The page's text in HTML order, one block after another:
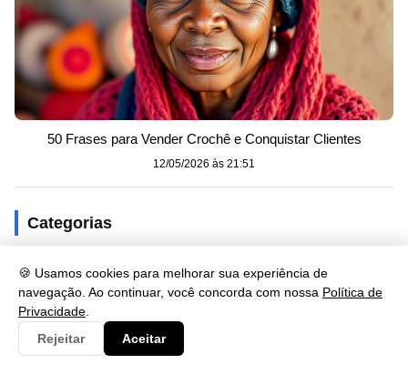
🍪 Usamos cookies para melhorar sua experiência de
navegação. Ao continuar, você concorda com nossa Política de
Privacidade
Rejeitar
Aceitar
50 Frases para Vender Crochê e Conquistar Clientes
12/05/2026 às 21:51
Categorias
Clima
Consulta 21
Cultura